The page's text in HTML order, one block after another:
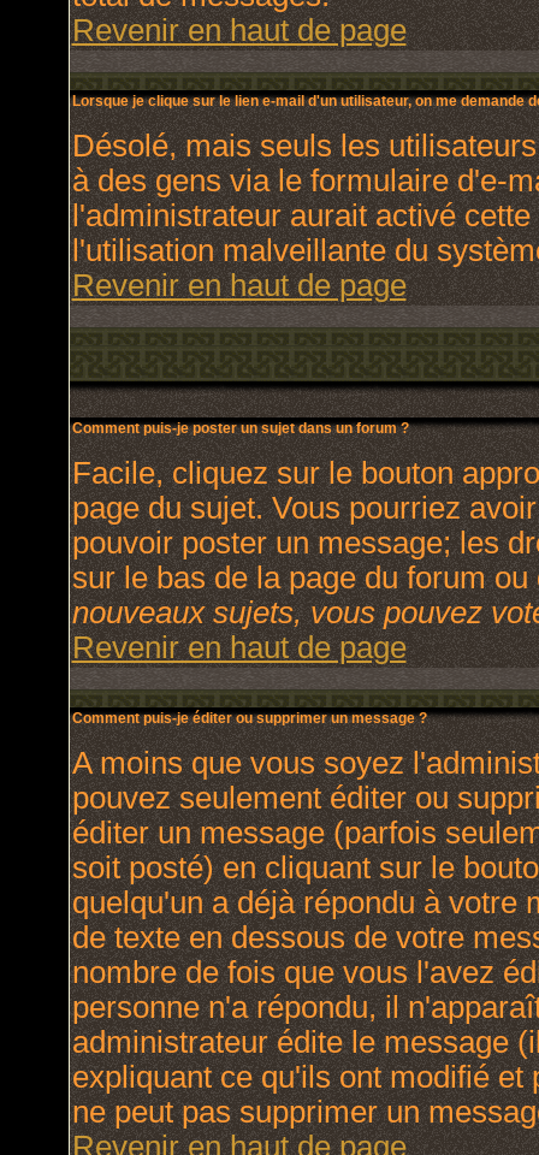
Revenir en haut de page
Lorsque je clique sur le lien e-mail d'un utilisateur, on me demande
Désolé, mais seuls les
à des gens via le formulaire d'e-
l'administrateur aurait activé
l'utilisation malveillante du
Revenir en haut de page
Comment puis-je poster un sujet dans un forum ?
Facile, cliquez sur le bouton
page du sujet. Vous pourriez
pouvoir poster un message; les
sur le bas de la page du forum
nouveaux sujets, vous pouvez
Revenir en haut de page
Comment puis-je éditer ou supprimer un message ?
A moins que vous soyez
pouvez seulement éditer ou
éditer un message (parfois
soit posté) en cliquant sur le
quelqu'un a déjà répondu à votre
de texte en dessous de votre
nombre de fois que vous l'avez
personne n'a répondu, il
administrateur édite le message
expliquant ce qu'ils ont modifié
ne peut pas supprimer un
Revenir en haut de page